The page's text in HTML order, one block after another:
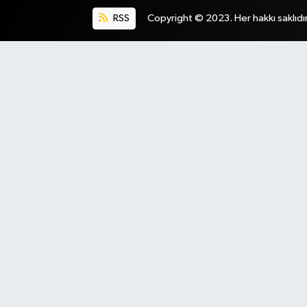
RSS Copyright © 2023. Her hakkı